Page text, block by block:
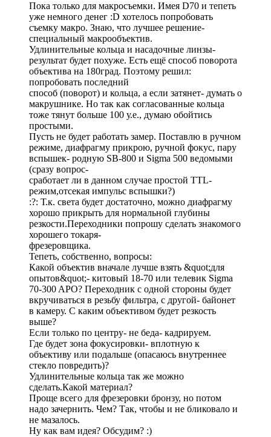
Пока только для макросъемки. Имея D70 и тепеть
уже немного денег :D хотелось попробовать
съемку макро. Знаю, что лучшее решение-
специальный макрообъектив.
Удлинительные кольца и насадочные линзы-
результат будет похуже. Есть ещё способ поворота
объектива на 180град. Поэтому решил:
попробовать последний
способ (поворот) и кольца, а если затянет- думать о
макрушнике. Но так как согласованные кольца
тоже тянут больше 100 у.е., думаю обойтись
простыми.
Пусть не будет работать замер. Поставлю в ручном
режиме, диафрагму прикрою, ручной фокус, пару
вспышек- родную SB-800 и Sigma 500 ведомыми
(сразу вопрос-
сработает ли в данном случае простой TTL-
режим,отсекая импульс вспышки?)
:?: Т.к. света будет достаточно, можно диафрагму
хорошо прикрыть для нормальной глубины
резкости.Переходники попрошу сделать знакомого
хорошего токаря-
фрезеровщика.
Тепеть, собственно, вопросы:
Какой объектив вначале лучше взять &quot;для
опытов&quot;- китовый 18-70 или телевик Sigma
70-300 APO? Переходник с одной стороны будет
вкручиваться в резьбу фильтра, с другой- байонет
в камеру. С каким объективом будет резкость
выше?
Если только по центру- не беда- кадрируем.
Где будет зона фокусировки- вплотную к
объективу или подальше (опасаюсь внутреннее
стекло повредить)?
Удлинительные кольца так же можно
сделать.Какой материал?
Проще всего для фрезеровки бронзу, но потом
надо зачернить. Чем? Так, чтобы и не бликовало и
не мазалось.
Ну как вам идея? Обсудим? :)